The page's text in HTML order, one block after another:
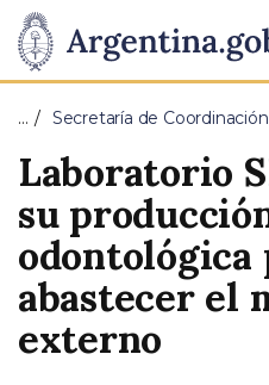
Presidencia
de
la
Nación
Pasar al contenido
… Secretaría de
Laboratorio
su
odontológica
abastecer el
externo